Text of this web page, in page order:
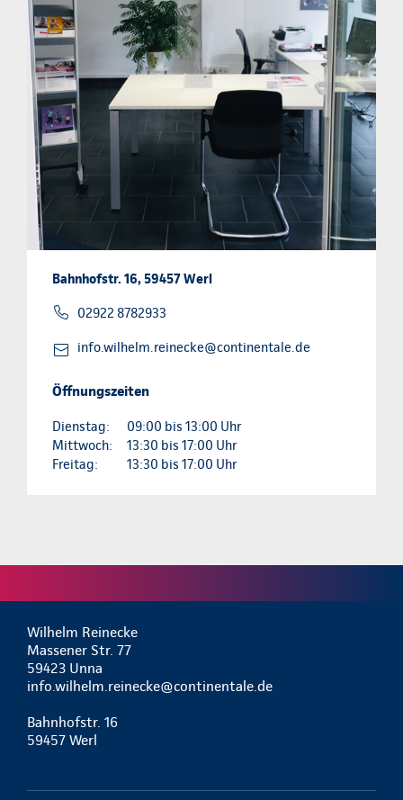
Bahnhofstr. 16, 59457 Werl
02922 8782933
info.wilhelm.reinecke@continentale.de
Öffnungszeiten
Dienstag:
09:00 bis 13:00 Uhr
Mittwoch:
13:30 bis 17:00 Uhr
Freitag:
13:30 bis 17:00 Uhr
Wilhelm Reinecke
Massener Str. 77
59423 Unna
info.wilhelm.reinecke@continentale.de
Bahnhofstr. 16
59457 Werl